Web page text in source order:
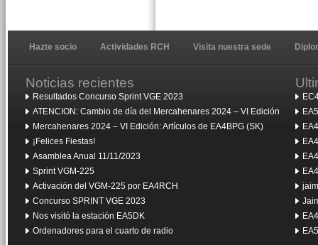
Hazte socio Actividades RCH Visita nuestra sede
Noticias recientes
Resultados Concurso Sprint VGE 2023
ATENCION: Cambio de día del Mercahenares 2024 – VI Edición
Mercahenares 2024 – VI Edición: Artículos de EA4BPG (SK)
¡Felices Fiestas!
Asamblea Anual 11/11/2023
Sprint VGM-225
Activación del VGM-225 por EA4RCH
Concurso SPRINT VGE 2023
Nos visitó la estación EA5DK
Ordenadores para el cuarto de radio